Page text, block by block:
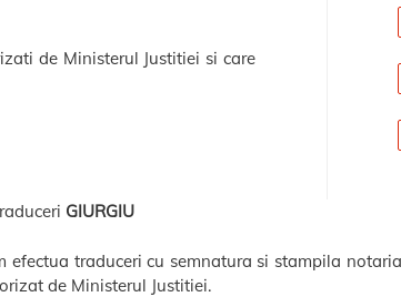
de Ministerul Justitiei si care
GIURGIU
traduceri cu semnatura si stampila
de Ministerul Justitiei.